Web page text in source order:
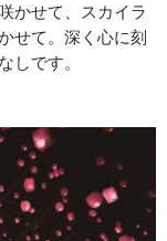
かせて、スカイラ
せて。深く心に刻
しです。